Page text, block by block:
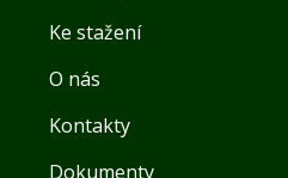
Ke stažení
O nás
Kontakty
Dokumenty